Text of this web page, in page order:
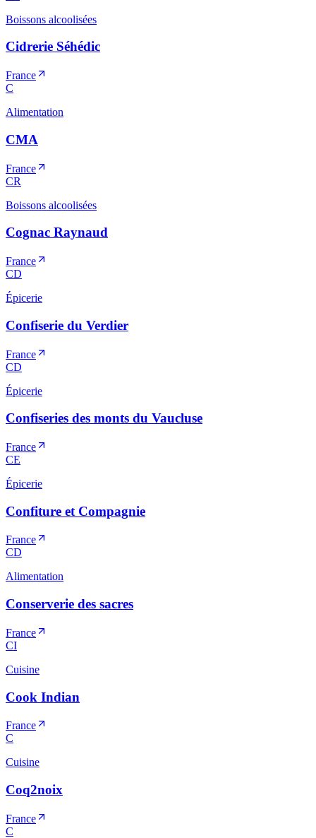
Boissons alcoolisées
Cidrerie Séhédic
France
C
Alimentation
CMA
France
CR
Boissons alcoolisées
Cognac Raynaud
France
CD
Épicerie
Confiserie du Verdier
France
CD
Épicerie
Confiseries des monts du Vaucluse
France
CE
Épicerie
Confiture et Compagnie
France
CD
Alimentation
Conserverie des sacres
France
CI
Cuisine
Cook Indian
France
C
Cuisine
Coq2noix
France
C